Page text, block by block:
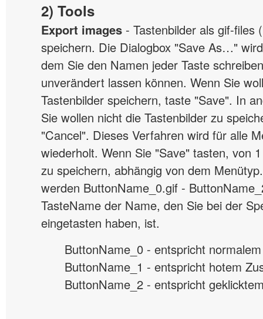
2) Tools
Export images - Tastenbilder als gif-files
speichern. Die Dialogbox "Save As…"
dem Sie den Namen jeder Taste
unverändert lassen können. Wenn Sie
Tastenbilder speichern, taste "Save". In
Sie wollen nicht die Tastenbilder zu
"Cancel". Dieses Verfahren wird für alle
wiederholt. Wenn Sie "Save" tasten, von
zu speichern, abhängig von dem
werden ButtonName_0.gif -
TasteName der Name, den Sie bei der
eingetasten haben, ist.
ButtonName_0 - entspricht
ButtonName_1 - entspricht hotem
ButtonName_2 - entspricht